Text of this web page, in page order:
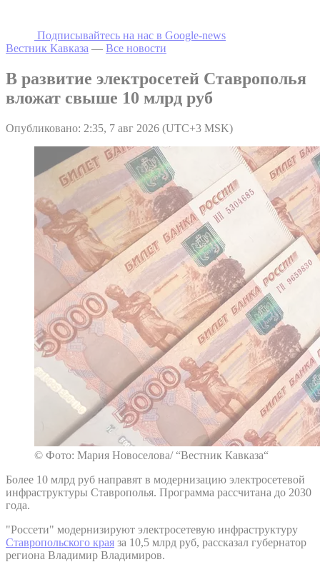
Подписывайтесь на наc в Google-news
Вестник Кавказа — Все новости
В развитие электросетей Ставрополья
вложат свыше 10 млрд руб
Опубликовано: 2:35, 7 авг 2026 (UTC+3 MSK)
© Фото: Мария Новоселова/ “Вестник Кавказа“
Более 10 млрд руб направят в модернизацию электросетевой
инфраструктуры Ставрополья. Программа рассчитана до 2030
года.
"Россети" модернизируют электросетевую инфраструктуру
Ставропольского края за 10,5 млрд руб, рассказал губернатор
региона Владимир Владимиров.